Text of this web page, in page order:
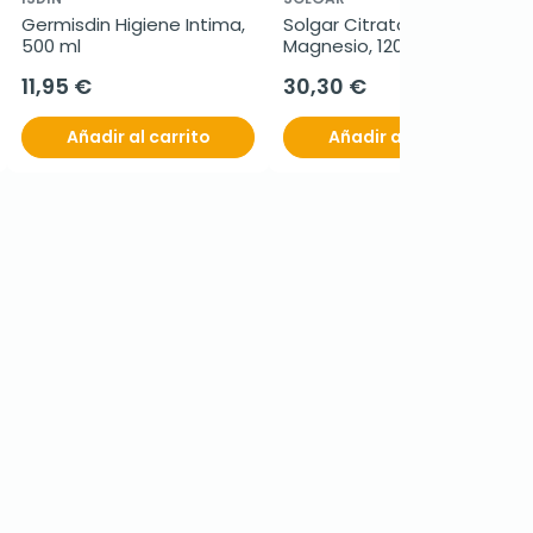
Germisdin Higiene Intima,
500 ml
11,95 €
Añadir al carrito
Solgar Citrato de
Magnesio, 120
30,30 €
Añadir al carrito